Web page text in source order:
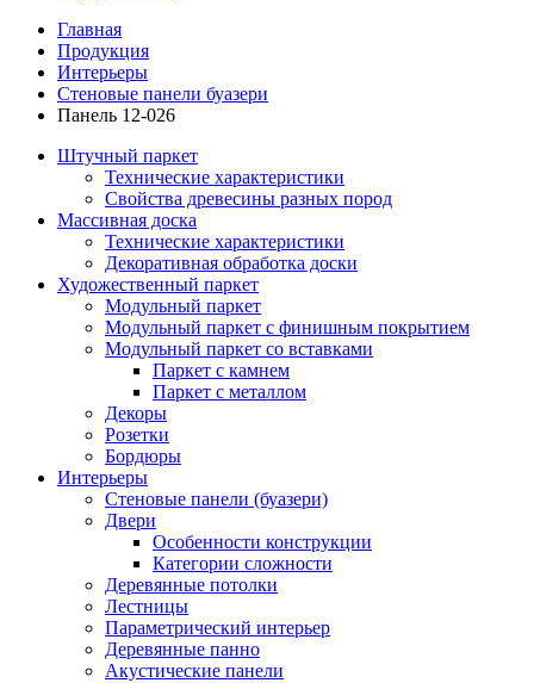
Главная
Продукция
Интерьеры
Стеновые панели буазери
Панель 12-026
Штучный паркет
Технические характеристики
Свойства древесины разных пород
Массивная доска
Технические характеристики
Декоративная обработка доски
Художественный паркет
Модульный паркет
Модульный паркет с финишным покрытием
Модульный паркет со вставками
Паркет с камнем
Паркет с металлом
Декоры
Розетки
Бордюры
Интерьеры
Стеновые панели (буазери)
Двери
Особенности конструкции
Категории сложности
Деревянные потолки
Лестницы
Параметрический интерьер
Деревянные панно
Акустические панели